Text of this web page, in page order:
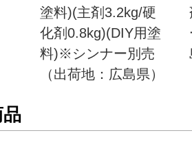
塗料)(主剤3.2kg/硬
化剤0.8kg)(DIY用塗
料)※シンナー別売
（出荷地：広島県）